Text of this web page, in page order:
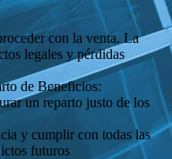
con la venta. La
legales y pérdidas
de Beneficios:
un reparto justo de los
y cumplir con todas las
futuros